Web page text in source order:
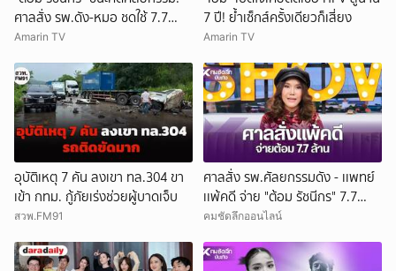
ศาลสั่ง รพ.ดัง-หมอ ชดใช้ 7.7
ล้าน
Amarin TV
7 ปี! ย้ำเซ็กส์ครั้งเดียวก็เสี่ยง
Amarin TV
อุบัติเหตุ 7 คัน ลงเขา ทล.304 ขา
เข้า กทม. กู้ภัยเร่งช่วยผู้บาดเจ็บ
สวพ.FM91
ศาลสั่ง รพ.ศัลยกรรมดัง - เเพทย์
เเพ้คดี จ่าย "ต้อม รัชนีกร" 7.7
ล้าน
คมชัดลึกออนไลน์